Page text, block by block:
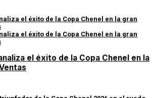
el éxito de la Copa Chenel en la